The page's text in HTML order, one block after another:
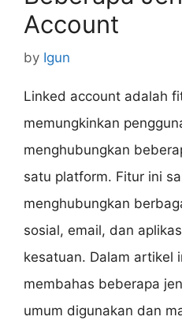
Account
by Igun
Linked account adalah
memungkinkan
menghubungkan
satu platform. Fitur ini
menghubungkan
sosial, email, dan
kesatuan. Dalam artikel
membahas beberapa
umum digunakan dan